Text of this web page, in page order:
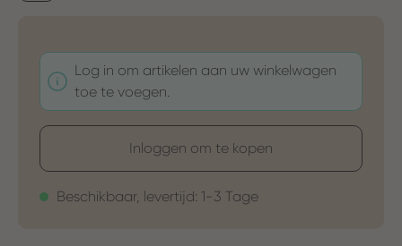
Log in om artikelen aan uw winkelwagen
toe te voegen.
Inloggen om te kopen
Beschikbaar, levertijd: 1-3 Tage